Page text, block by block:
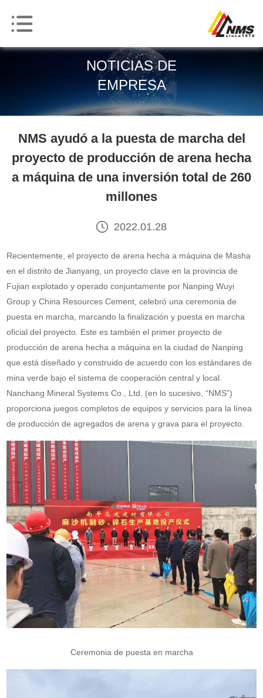
NOTICIAS DE
EMPRESA
NMS ayudó a la puesta de marcha del
proyecto de producción de arena hecha
a máquina de una inversión total de 260
millones
2022.01.28
Recientemente, el proyecto de arena hecha a máquina de Masha
en el distrito de Jianyang, un proyecto clave en la provincia de
Fujian explotado y operado conjuntamente por Nanping Wuyi
Group y China Resources Cement, celebró una ceremonia de
puesta en marcha, marcando la finalización y puesta en marcha
oficial del proyecto. Este es también el primer proyecto de
producción de arena hecha a máquina en la ciudad de Nanping
que está diseñado y construido de acuerdo con los estándares de
mina verde bajo el sistema de cooperación central y local.
Nanchang Mineral Systems Co., Ltd. (en lo sucesivo, “NMS”)
proporciona juegos completos de equipos y servicios para la línea
de producción de agregados de arena y grava para el proyecto.
Ceremonia de puesta en marcha